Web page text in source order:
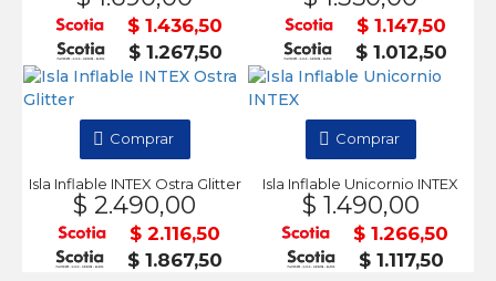
$ 1.436,50
$ 1.267,50
$ 1.147,50
$ 1.012,50
Isla Inflable INTEX Ostra Glitter
$ 2.490,00
$ 2.116,50
$ 1.867,50
Comprar
Isla Inflable Unicornio INTEX
$ 1.490,00
$ 1.266,50
$ 1.117,50
Comprar